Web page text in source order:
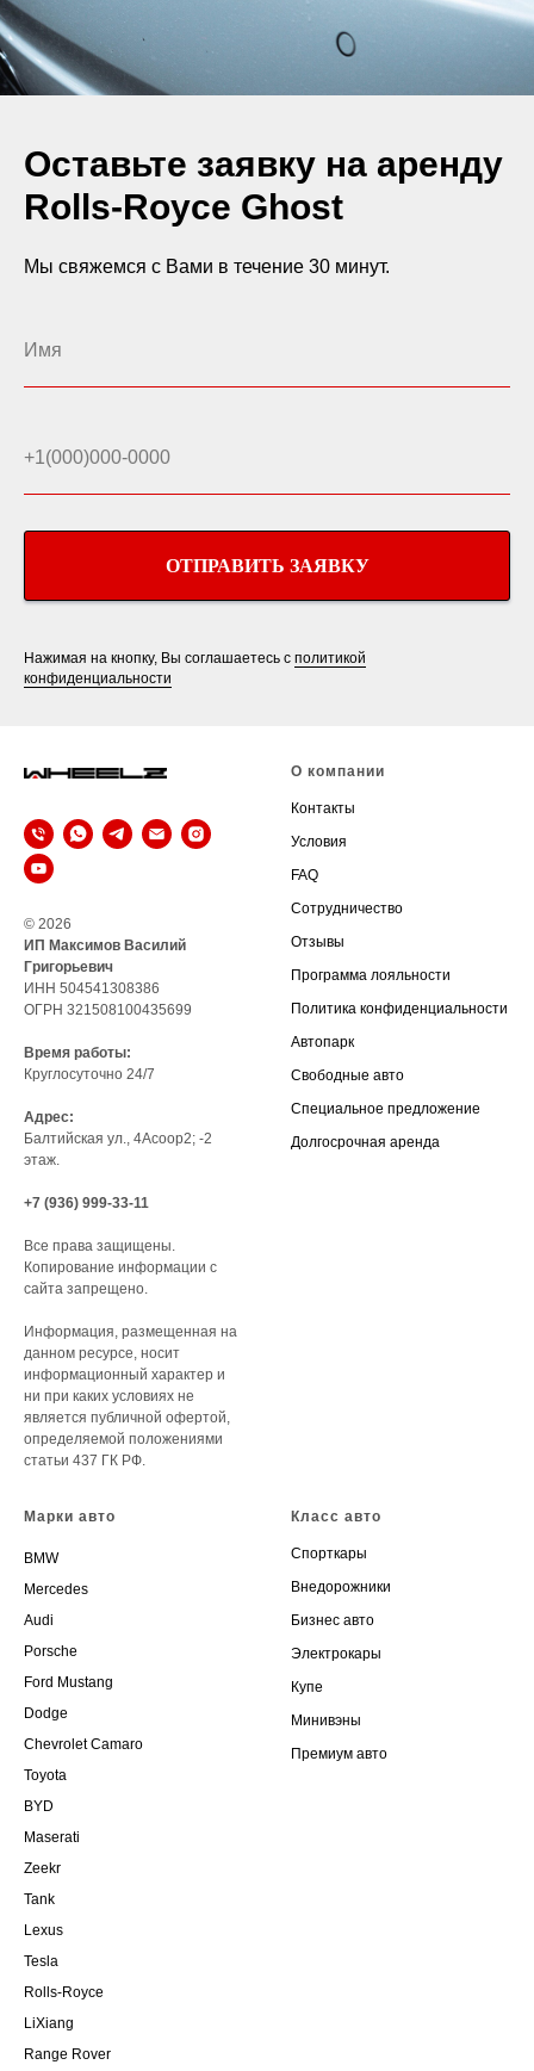
Оставьте заявку на аренду
Rolls-Royce Ghost
Мы свяжемся с Вами в течение 30 минут.
ОТПРАВИТЬ ЗАЯВКУ
Нажимая на кнопку, Вы соглашаетесь с политикой
конфиденциальности
© 2026
ИП Максимов Василий
Григорьевич
ИНН 504541308386
ОГРН 321508100435699
Время работы:
Круглосуточно 24/7
Адрес:
Балтийская ул., 4Асоор2; -2
этаж.
+7 (936) 999-33-11
Все права защищены.
Копирование информации с
сайта запрещено.
Информация, размещенная на
данном ресурсе, носит
информационный характер и
ни при каких условиях не
является публичной офертой,
определяемой положениями
статьи 437 ГК РФ.
О компании
Контакты
Условия
FAQ
Сотрудничество
Отзывы
Программа лояльности
Политика конфиденциальности
Автопарк
Свободные авто
Специальное предложение
Долгосрочная аренда
Марки авто
BMW
Mercedes
Audi
Porsche
Ford Mustang
Dodge
Chevrolet Camaro
Toyota
BYD
Maserati
Zeekr
Tank
Lexus
Tesla
Rolls-Royce
LiXiang
Range Rover
Класс авто
Спорткары
Внедорожники
Бизнес авто
Электрокары
Купе
Минивэны
Премиум авто